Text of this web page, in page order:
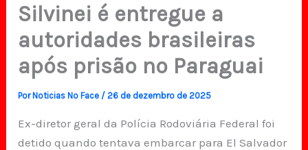
Silvinei é entregue a
autoridades brasileiras
após prisão no Paraguai
PorNoticias No Face /26 de dezembro de 2025
Ex-diretor geral da Polícia Rodoviária Federal foi
detido quando tentava embarcar para El Salvador